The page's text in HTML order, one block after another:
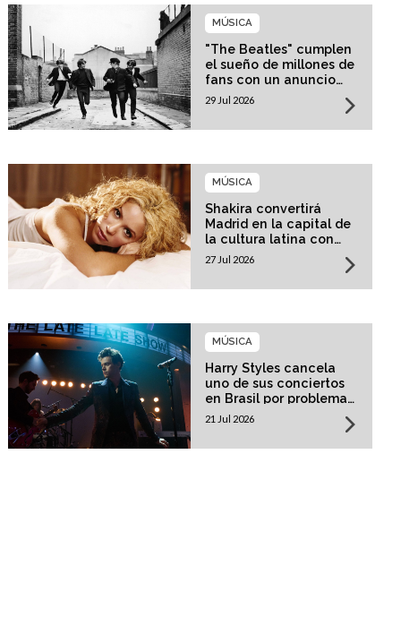
"The Beatles" cumplen
el sueño de millones de
fans con un anuncio
histórico
MÚSICA
29 Jul 2026
Shakira convertirá
Madrid en la capital de
la cultura latina con
una residencia histórica
MÚSICA
27 Jul 2026
Harry Styles cancela
uno de sus conciertos
en Brasil por problemas
de salud
MÚSICA
21 Jul 2026